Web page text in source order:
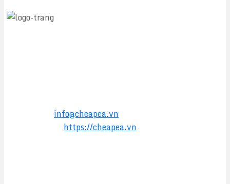
info@cheapea.vn
https://cheapea.vn